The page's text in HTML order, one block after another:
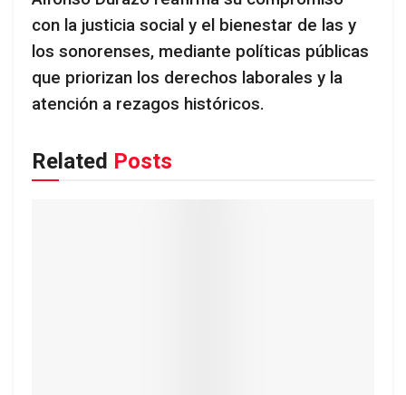
con la justicia social y el bienestar de las y
los sonorenses, mediante políticas públicas
que priorizan los derechos laborales y la
atención a rezagos históricos.
Related Posts